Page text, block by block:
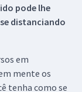
pode lhe
distanciando
em
mente os
tenha como se